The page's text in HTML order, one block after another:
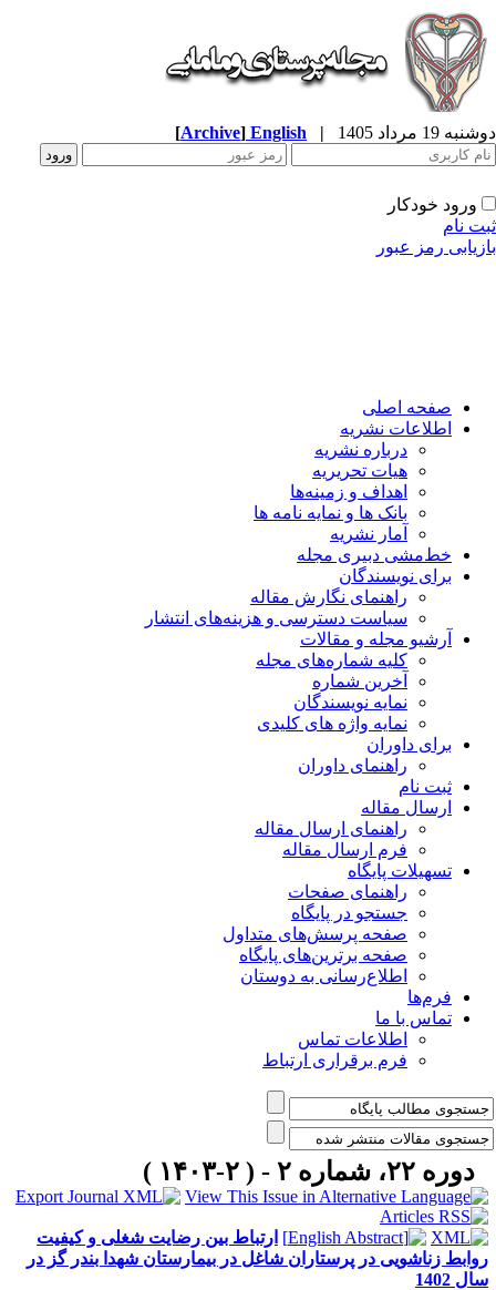
19 مرداد 1405 |
English
[Archive]
ورود خودکار
نام
رمز عبور
صفحه اصلی
اطلاعات نشریه
درباره نشریه
هیات تحریریه
اهداف و زمینه‌ها
بانک ها و نمایه نامه ها
آمار نشریه
خط‌مشی دبیری مجله
برای نویسندگان
راهنمای نگارش مقاله
سیاست دسترسی و هزینه‌های انتشار
آرشیو مجله و مقالات
کلیه شماره‌های مجله
آخرین شماره
نمایه نویسندگان
نمایه واژه های کلیدی
برای داوران
راهنمای داوران
ثبت نام
ارسال مقاله
راهنمای ارسال مقاله
فرم ارسال مقاله
تسهیلات پایگاه
راهنمای صفحات
جستجو در پایگاه
صفحه پرسش‌های متداول
صفحه برترین‌های پایگاه
اطلاع‌رسانی به دوستان
فرم‌ها
تماس با ما
اطلاعات تماس
فرم برقراری ارتباط
دوره ۲۲، شماره ۲ - ( ۲-۱۴۰۳ )
ارتباط بین رضایت شغلی و کیفیت
زناشویی در پرستاران شاغل در بیمارستان شهدا بندر گز در
1402